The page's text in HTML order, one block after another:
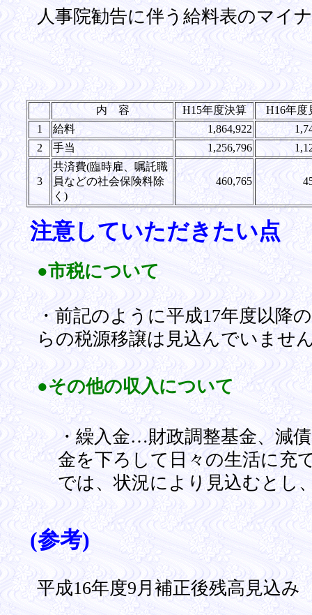
人事院勧告に伴う給料表のマイ
内 容 H15年度決算
H16年度
1
給料 1,864,922
2
手当 1,256,796
3
共済費(臨時雇、嘱託職
員などの社会保険料除
く)
460,765
注意していただきたい点
●市税について
・前記のように平成17年度以降
らの税源移譲は見込んでいませ
●その他の収入について
・繰入金…財政調整基金、減
金を下ろして日々の生活に充
では、状況により見込むとし
(参考)
平成16年度9月補正後残高見込み